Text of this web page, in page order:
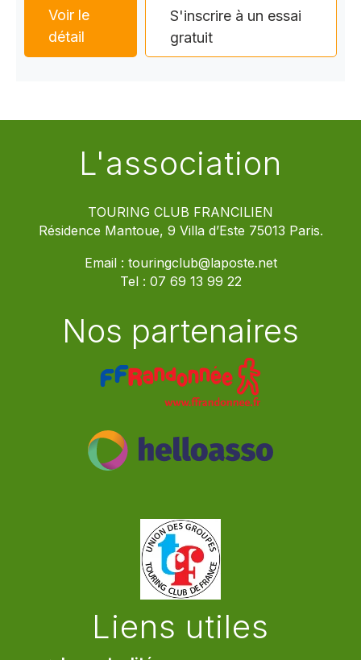
Voir le
détail
S'inscrire à un essai
gratuit
L'association
TOURING CLUB FRANCILIEN
Résidence Mantoue, 9 Villa d’Este 75013 Paris.
Email : touringclub@laposte.net
Tel : 07 69 13 99 22
Nos partenaires
Liens utiles